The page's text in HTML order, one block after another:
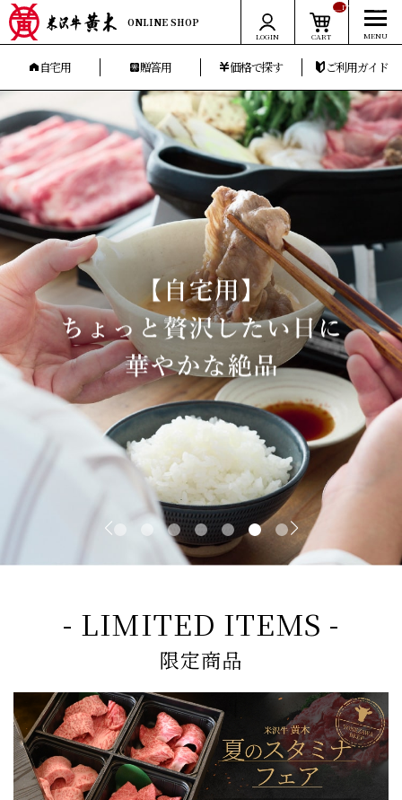
ONLINE SHOP
LOGIN CART
__ITM_CNT__
自宅用 贈答用 価格で探す ご利用ガイド
- LIMITED ITEMS -
限定商品